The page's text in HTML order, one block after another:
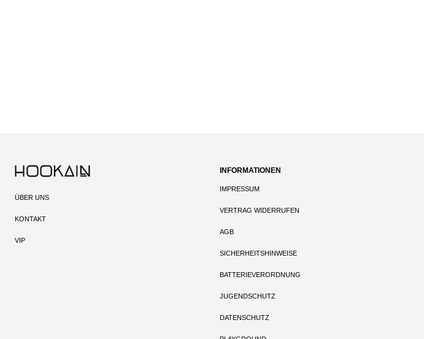
ÜBER UNS
KONTAKT
VIP
INFORMATIONEN
IMPRESSUM
VERTRAG WIDERRUFEN
AGB
SICHERHEITSHINWEISE
BATTERIEVERORDNUNG
JUGENDSCHUTZ
DATENSCHUTZ